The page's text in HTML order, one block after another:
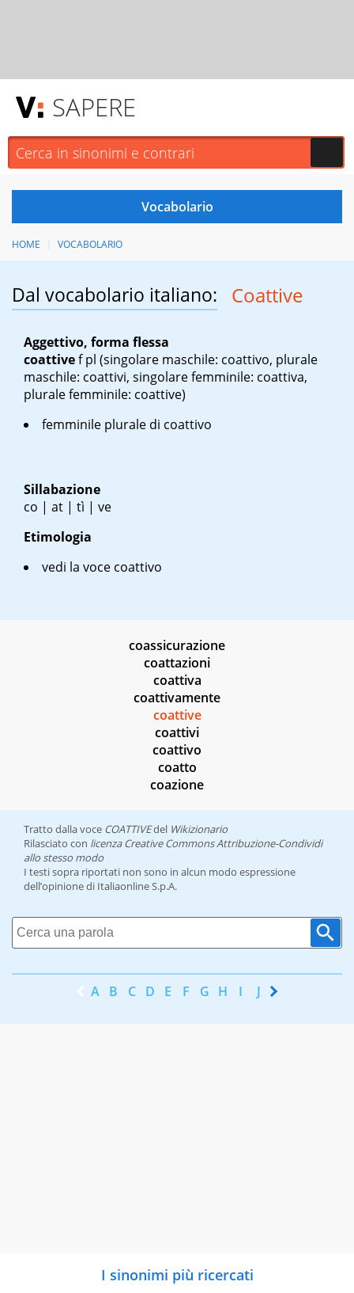
SAPERE
HOME VOCABOLARIO
Dal vocabolario italiano: Coattive
Aggettivo, forma flessa
coattivef pl (singolare maschile: coattivo, plurale
maschile: coattivi, singolare femminile: coattiva,
plurale femminile: coattive)
femminile plurale di coattivo
Sillabazione
co | at | tì | ve
Etimologia
vedi la voce coattivo
coassicurazione
coattazioni
coattiva
coattivamente
coattive
coattivi
coattivo
coatto
coazione
Tratto dalla voce COATTIVEdel Wikizionario
Rilasciato con licenza Creative Commons Attribuzione-Condividi
allo stesso modo
I testi sopra riportati non sono in alcun modo espressione
dell’opinione di Italiaonline S.p.A.
A B C D E F G H I J K
I sinonimi più ricercati